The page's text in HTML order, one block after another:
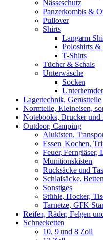
Nässeschutz
Panzerkombis &
Pullover
Shirts
Langarm
Poloshirts &
T-Shirts
Tücher & Schals
Unterwäsche
Socken
Lagertechnik, Gerüstteile
Normteile, Kleineisen,
Notebooks, Drucker und
Outdoor, Camping
Alukisten,
Essen, Kochen,
Feuer, Ferngläser,
Munitionskisten
Rucksäcke und
Schlafsäcke,
Sonstiges
Stühle, Hocker,
Tarnetze, GFK
Reifen, Räder, Felgen
Schneeketten
10, 9 und 8 Zoll